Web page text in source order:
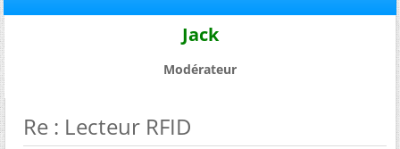
Jack
Modérateur
Re : Lecteur RFID